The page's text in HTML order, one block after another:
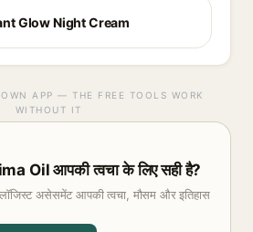
Glow Night Cream
APP — THE FREE TOOLS WORK
WITHOUT IT
Oil आपकी त्वचा के लिए सही है?
असेसमेंट आपकी त्वचा, मौसम और इतिहास